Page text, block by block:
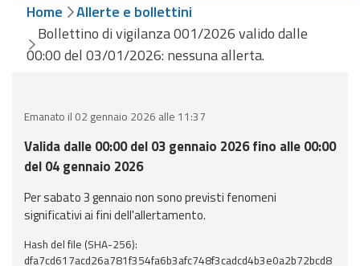
Dati osservati
Radar meteo
Strumenti
Operativi
Report
Aggiornamenti
Home
Allerte e bollettini
Bollettino di vigilanza 001/2026 valido dalle
00:00 del 03/01/2026: nessuna allerta.
Emanato il 02 gennaio 2026 alle 11:37
Valida dalle 00:00 del 03 gennaio 2026 fino alle 00:00
del 04 gennaio 2026
Per sabato 3 gennaio non sono previsti fenomeni
significativi ai fini dell'allertamento.
Hash del file (SHA-256):
dfa7cd617acd26a781f354fa6b3afc748f3cadcd4b3e0a2b72bcd8